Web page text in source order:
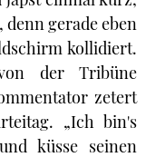
gerade eben
kollidiert.
der Tribüne
zetert
„Ich bin's
küsse seinen